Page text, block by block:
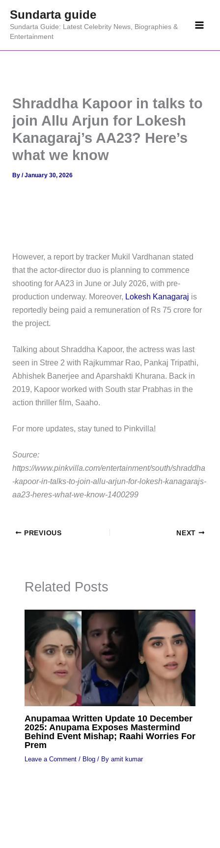
content
Sundarta guide
Sundarta Guide: Latest Celebrity News, Biographies &
Entertainment
Shraddha Kapoor in talks to
join Allu Arjun for Lokesh
Kanagaraj’s AA23? Here’s
what we know
By/January 30, 2026
However, a report by tracker Mukil Vardhanan stated
that the actor-director duo is planning to commence
shooting for AA23 in June or July 2026, with pre-
production underway. Moreover, Lokesh Kanagaraj is
reportedly being paid a remuneration of Rs 75 crore for
the project.
Talking about Shraddha Kapoor, the actress was last
seen in Stree 2 with Rajkummar Rao, Pankaj Tripathi,
Abhishek Banerjee and Aparshakti Khurana. Back in
2019, Kapoor worked with South star Prabhas in the
action thriller film, Saaho.
For more updates, stay tuned to Pinkvilla!
Source:
https://www.pinkvilla.com/entertainment/south/shraddha
-kapoor-in-talks-to-join-allu-arjun-for-lokesh-kanagarajs-
aa23-heres-what-we-know-1400299
PREVIOUS NEXT
Related Posts
Anupamaa Written Update 10 December
2025: Anupama Exposes Mastermind
Behind Event Mishap; Raahi Worries For
Prem
Leave a Comment / Blog/ By amit kumar